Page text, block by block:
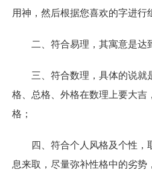
用神，然后根据您喜欢的字进行
二、符合易理，其寓意是达
三、符合数理，具体的说就
格、总格、外格在数理上要大吉
格；
四、符合个人风格及个性，
息来取，尽量弥补性格中的劣势